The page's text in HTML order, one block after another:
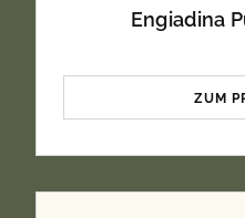
Engiadina
ZUM